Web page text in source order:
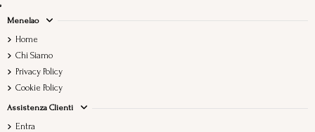
Menelao
Home
Chi Siamo
Privacy Policy
Cookie Policy
Assistenza Clienti
Entra